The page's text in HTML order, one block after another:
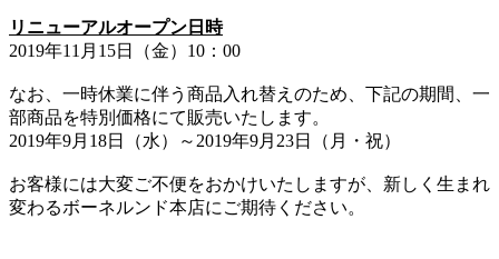
リニューアルオープン日時
2019年11月15日（金）10：00
なお、一時休業に伴う商品入れ替えのため、下記の期間、一
部商品を特別価格にて販売いたします。
2019年9月18日（水）～2019年9月23日（月・祝）
お客様には大変ご不便をおかけいたしますが、新しく生まれ
変わるボーネルンド本店にご期待ください。